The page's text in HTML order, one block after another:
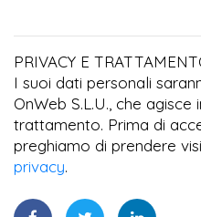
PRIVACY E
I suoi dati personali
OnWeb S.L.U., che
trattamento. Prima di
preghiamo di prendere
privacy.